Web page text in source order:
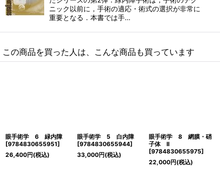
ニック以前に，手術の適応・術式の選択が非常に
重要となる．本書では手…
この商品を買った人は、こんな商品も買っています
眼手術学 6 緑内障
[9784830655951]
26,400円(税込)
眼手術学 5 白内障
[9784830655944]
33,000円(税込)
眼手術学 8 網膜・硝
子体 II
[9784830655975]
22,000円(税込)